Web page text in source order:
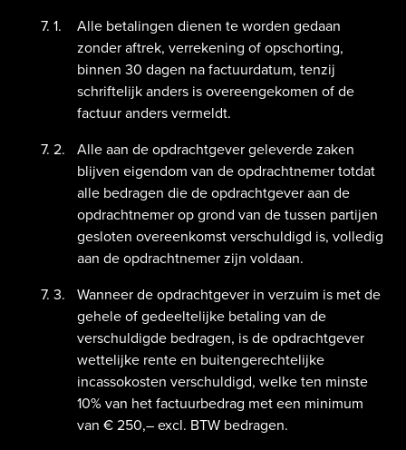
Alle betalingen dienen te worden gedaan
zonder aftrek, verrekening of opschorting,
binnen 30 dagen na factuurdatum, tenzij
schriftelijk anders is overeengekomen of de
factuur anders vermeldt.
Alle aan de opdrachtgever geleverde zaken
blijven eigendom van de opdrachtnemer totdat
alle bedragen die de opdrachtgever aan de
opdrachtnemer op grond van de tussen partijen
gesloten overeenkomst verschuldigd is, volledig
aan de opdrachtnemer zijn voldaan.
Wanneer de opdrachtgever in verzuim is met de
gehele of gedeeltelijke betaling van de
verschuldigde bedragen, is de opdrachtgever
wettelijke rente en buitengerechtelijke
incassokosten verschuldigd, welke ten minste
10% van het factuurbedrag met een minimum
van € 250,– excl. BTW bedragen.